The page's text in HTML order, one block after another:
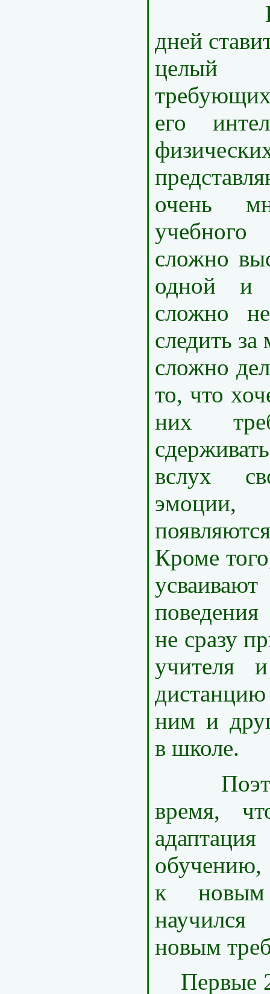
дней
целый
его
очень
сложно
одной и
сложно
следить
сложно
то, что
них
вслух
Кроме
не сразу
учителя
ним и
в школе.
время,
обучению,
к
научился
новым
Первые